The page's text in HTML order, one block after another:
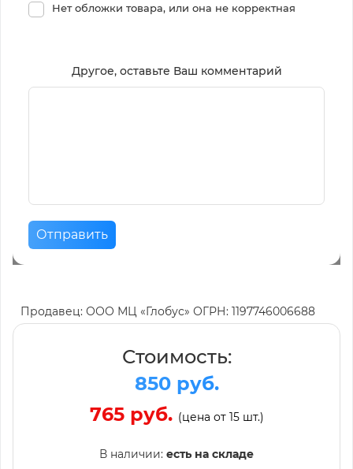
Нет обложки товара, или она не корректная
Другое, оставьте Ваш комментарий
Отправить
Продавец: ООО МЦ «Глобус» ОГРН: 1197746006688
Стоимость:
850 руб.
765 руб. (цена от 15 шт.)
В наличии: есть на складе